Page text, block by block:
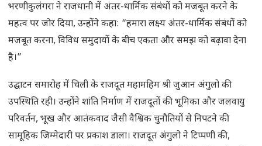
भरणीकुलंगरा ने राजधानी में अंतर-धार्मिक संबंधों को मजबूत करने के
महत्व पर जोर दिया, उन्होंने कहा: “हमारा लक्ष्य अंतर-धार्मिक संबंधों को
मजबूत करना, विविध समुदायों के बीच एकता और समझ को बढ़ावा देना
है।”
उद्घाटन समारोह में चिली के राजदूत महामहिम श्री जुआन अंगुलो की
उपस्थिति रही। उन्होंने शांति निर्माण में राजदूतों की भूमिका और जलवायु
परिवर्तन, भूख और आतंकवाद जैसी वैश्विक चुनौतियों से निपटने की
सामूहिक जिम्मेदारी पर प्रकाश डाला। राजदूत अंगुलो ने टिप्पणी की,